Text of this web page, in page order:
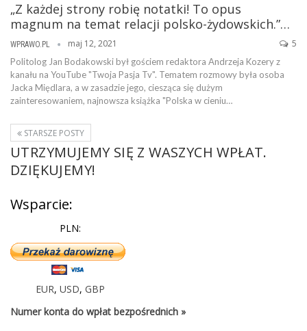
„Z każdej strony robię notatki! To opus
magnum na temat relacji polsko-żydowskich.”…
WPRAWO.PL maj 12, 2021 5
Politolog Jan Bodakowski był gościem redaktora Andrzeja Kozery z
kanału na YouTube "Twoja Pasja Tv". Tematem rozmowy była osoba
Jacka Międlara, a w zasadzie jego, ciesząca się dużym
zainteresowaniem, najnowsza książka "Polska w cieniu…
STARSZE POSTY
UTRZYMUJEMY SIĘ Z WASZYCH WPŁAT.
DZIĘKUJEMY!
Wsparcie:
PLN:
EUR, USD, GBP
Numer konta do wpłat bezpośrednich »